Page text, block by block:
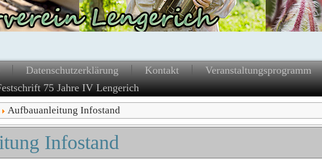
Datenschutzerklärung Kontakt
Veranstaltungsprogramm
75 Jahre IV Lengerich
Aufbauanleitung Infostand
Infostand